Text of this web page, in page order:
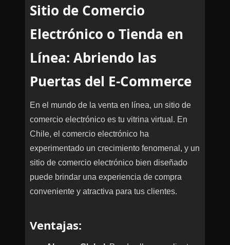
Sitio de Comercio
Electrónico o Tienda en
Línea: Abriendo las
Puertas del E-Commerce
En el mundo de la venta en línea, un sitio de
comercio electrónico es tu vitrina virtual. En
Chile, el comercio electrónico ha
experimentado un crecimiento fenomenal, y un
sitio de comercio electrónico bien diseñado
puede brindar una experiencia de compra
conveniente y atractiva para tus clientes.
Ventajas: